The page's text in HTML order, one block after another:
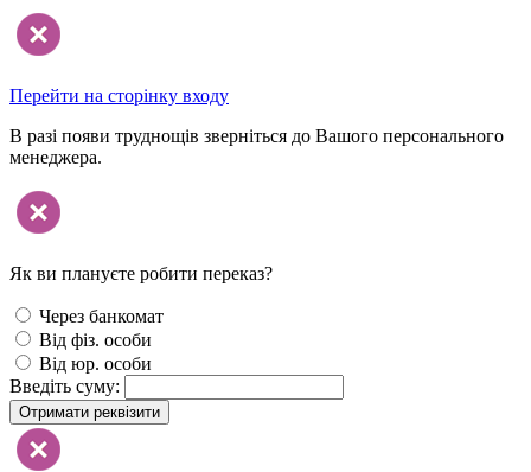
Перейти на сторінку входу
В разі появи труднощів зверніться до Вашого персонального
менеджера.
Як ви плануєте робити переказ?
Через банкомат
Від фіз. особи
Від юр. особи
Введіть суму:
Отримати реквізити